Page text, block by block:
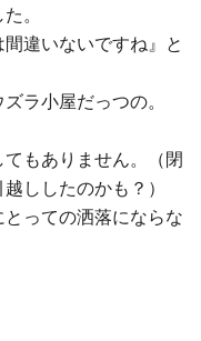
。
違いないですね』と
ラ小屋だっつの。
もありません。（閉
ししたのかも？）
っての洒落にならな